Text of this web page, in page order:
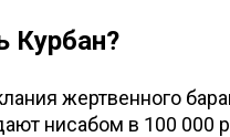
Курбан?
жертвенного
нисабом в 100 000